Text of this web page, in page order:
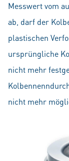
Messwert vom
ab, darf der
plastischen
ursprüngliche
nicht mehr
nicht mehr